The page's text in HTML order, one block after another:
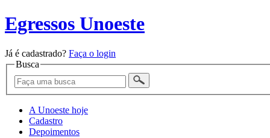
Egressos Unoeste
Já é cadastrado? Faça o login
Busca
A Unoeste hoje
Cadastro
Depoimentos